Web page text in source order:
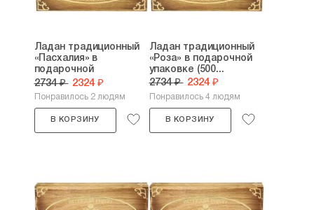
Ладан традиционный
«Пасхалия» в
подарочной
упаковке...
2734 ₽ 2324 ₽
Понравилось 2 людям
В КОРЗИНУ
Ладан традиционный
«Роза» в подарочной
упаковке (500...
2734 ₽ 2324 ₽
Понравилось 4 людям
В КОРЗИНУ